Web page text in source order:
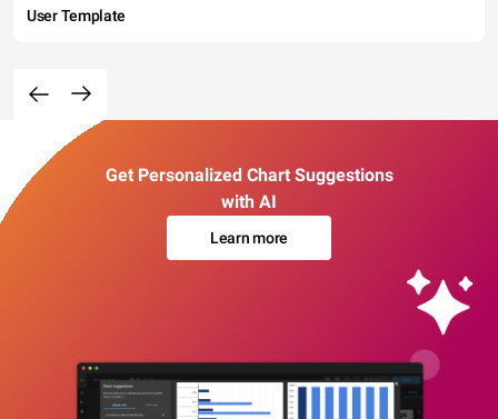
User Template
Get Personalized Chart Suggestions
with AI
Learn more